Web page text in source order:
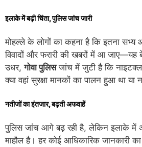
इलाके में बढ़ी चिंता, पुलिस जांच जारी
मोहल्ले के लोगों का कहना है कि इतना सभ्य
विवादों और फरारी की खबरों में आ जाए—यह
उधर,गोवा पुलिसजांच में जुटी है कि
क्या वहां सुरक्षा मानकों का पालन हुआ था या
नतीजों का इंतजार, बढ़ती अफवाहें
पुलिस जांच आगे बढ़ रही है, लेकिन इलाके में
माहौल है। हर कोई आधिकारिक जानकारी